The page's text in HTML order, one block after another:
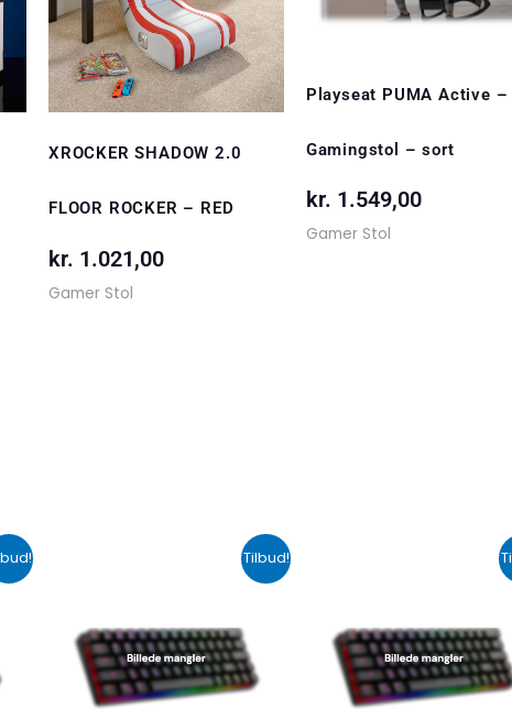
XROCKER SHADOW 2.0
FLOOR ROCKER – RED
kr. 1.021,00
Gamer Stol
Playseat PUMA Active –
Gamingstol – sort
kr. 1.549,00
Gamer Stol
399,00.
Tilbud!
oprindelige
var:
kr. 424,00.
Den
aktuelle
kr. 349,00.
var:
kr.